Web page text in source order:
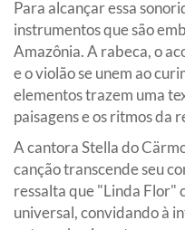
Para alcançar essa
instrumentos que são
Amazônia. A rabeca, o
e o violão se unem ao
elementos trazem uma
paisagens e os ritmos da
A cantora Stella do
canção transcende seu
ressalta que "Linda Flor"
universal, convidando à